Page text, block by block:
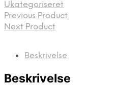
Ukategoriseret
Previous Product
Next Product
Beskrivelse
Beskrivelse